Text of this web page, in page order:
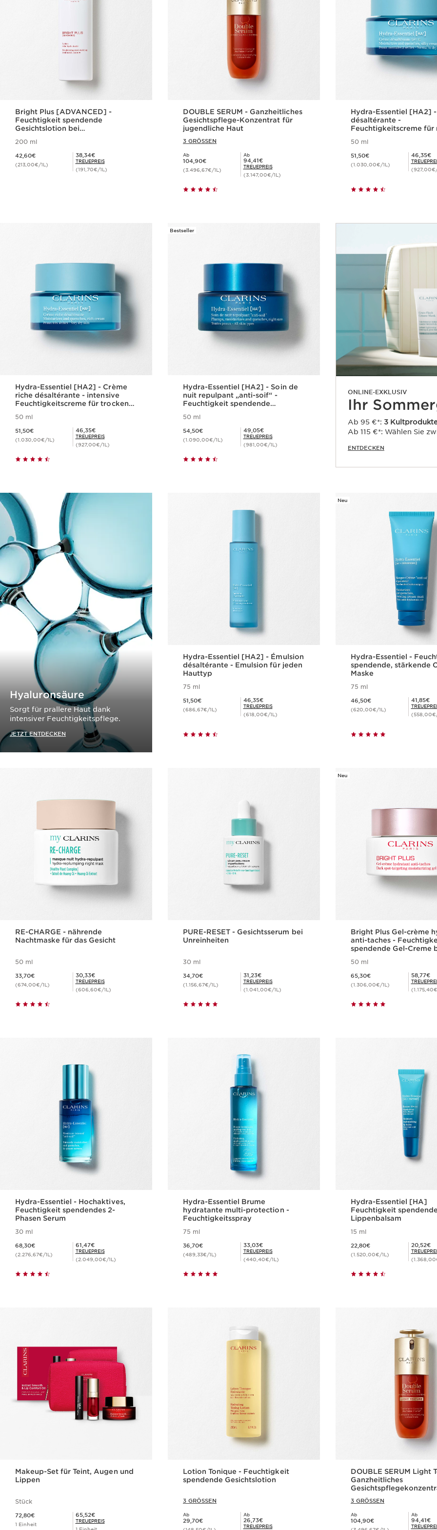
Bright Plus [ADVANCED] -
Feuchtigkeit spendende
Gesichtslotion bei
200 ml
42,60€
(213,00€/1L)
Mitgliederpreis 38,34€
38,34€
TREUEPREIS
(191,70€/1L)
DOUBLE SERUM - Ganzheitliches
Gesichtspflege-Konzentrat für
jugendliche Haut
3 GRÖSSEN
Ab
Aktueller Preis 104,90€
104,90€
(3.496,67€/1L)
Ab
Mitgliederpreis 94,41€
94,41€
TREUEPREIS
(3.147,00€/1L)
Hydra-Essentiel [HA2]
désaltérante -
Feuchtigkeitscreme für
50 ml
51,50€
(1.030,00€/1L)
Mitgliederpreis 46,35€
46,35€
Hydra-Essentiel [HA2] - Crème
riche désaltérante - intensive
Feuchtigkeitscreme für trockene
50 ml
51,50€
(1.030,00€/1L)
Mitgliederpreis 46,35€
46,35€
TREUEPREIS
(927,00€/1L)
Bestseller
Hydra-Essentiel [HA2] - Soin de
nuit repulpant „anti-soif“ -
Feuchtigkeit spendende
50 ml
54,50€
(1.090,00€/1L)
Mitgliederpreis 49,05€
49,05€
TREUEPREIS
(981,00€/1L)
ONLINE-EXKLUSIV
Ihr
Ab 95 €*: 3
Ab 115 €*: Wählen Sie
ENTDECKEN
Hyaluronsäure
Sorgt für prallere Haut dank
intensiver Feuchtigkeitspflege.
JETZT ENTDECKEN
Hydra-Essentiel [HA2] - Émulsion
désaltérante - Emulsion für jeden
Hauttyp
75 ml
51,50€
(686,67€/1L)
Mitgliederpreis 46,35€
46,35€
TREUEPREIS
(618,00€/1L)
Neu
Hydra-Essentiel -
spendende, stärkende
Maske
75 ml
46,50€
(620,00€/1L)
Mitgliederpreis 41,85€
41,85€
RE-CHARGE - nährende
Nachtmaske für das Gesicht
50 ml
33,70€
(674,00€/1L)
Mitgliederpreis 30,33€
30,33€
TREUEPREIS
(606,60€/1L)
PURE-RESET - Gesichtsserum bei
Unreinheiten
30 ml
34,70€
(1.156,67€/1L)
Mitgliederpreis 31,23€
31,23€
TREUEPREIS
(1.041,00€/1L)
Neu
Bright Plus Gel-crème
anti-taches -
spendende Gel-Creme
50 ml
65,30€
(1.306,00€/1L)
Mitgliederpreis 58,77€
58,77€
Hydra-Essentiel - Hochaktives,
Feuchtigkeit spendendes 2-
Phasen Serum
30 ml
68,30€
(2.276,67€/1L)
Mitgliederpreis 61,47€
61,47€
TREUEPREIS
(2.049,00€/1L)
Hydra-Essentiel Brume
hydratante multi-protection -
Feuchtigkeitsspray
75 ml
36,70€
(489,33€/1L)
Mitgliederpreis 33,03€
33,03€
TREUEPREIS
(440,40€/1L)
Hydra-Essentiel [HA]
Feuchtigkeit
Lippenbalsam
15 ml
22,80€
(1.520,00€/1L)
Mitgliederpreis 20,52€
20,52€
Makeup-Set für Teint, Augen und
Lippen
Stück
72,80€
1 Einheit
Mitgliederpreis 65,52€
65,52€
TREUEPREIS
Lotion Tonique - Feuchtigkeit
spendende Gesichtslotion
3 GRÖSSEN
Ab
Aktueller Preis 29,70€
29,70€
Ab
Mitgliederpreis 26,73€
26,73€
TREUEPREIS
DOUBLE SERUM Light
Ganzheitliches
jugendliche Haut
3 GRÖSSEN
Ab
Aktueller Preis 104,90€
104,90€
Ab
Mitgliederpreis 94,41€
94,41€